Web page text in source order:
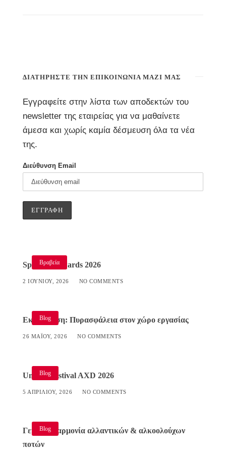
ΔΙΑΤΗΡΉΣΤΕ ΤΗΝ ΕΠΙΚΟΙΝΩΝΊΑ ΜΑΖΊ ΜΑΣ
Εγγραφείτε στην λίστα των αποδεκτών του
newsletter της εταιρείας για να μαθαίνετε
άμεσα και χωρίς καμία δέσμευση όλα τα νέα
της.
Διεύθυνση Email
Βραβεία
Specialist Awards 2026
2 ΙΟΥΝΊΟΥ, 2026 NO COMMENTS
Blog
Εκπαίδευση: Πυρασφάλεια στον χώρο εργασίας
26 ΜΑΪ́ΟΥ, 2026 NO COMMENTS
Blog
Umami Festival AXD 2026
5 ΑΠΡΙΛΊΟΥ, 2026 NO COMMENTS
Blog
Γευστική αρμονία αλλαντικών & αλκοολούχων
ποτών